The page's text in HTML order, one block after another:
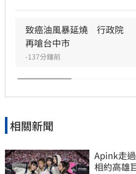
演變為政治議題，並解釋當
準」是基於營養標示的務實
正）
致癌油風暴延燒　行政院
再嗆台中市
-137分鐘前
相關新聞
Apink走
相約高雄